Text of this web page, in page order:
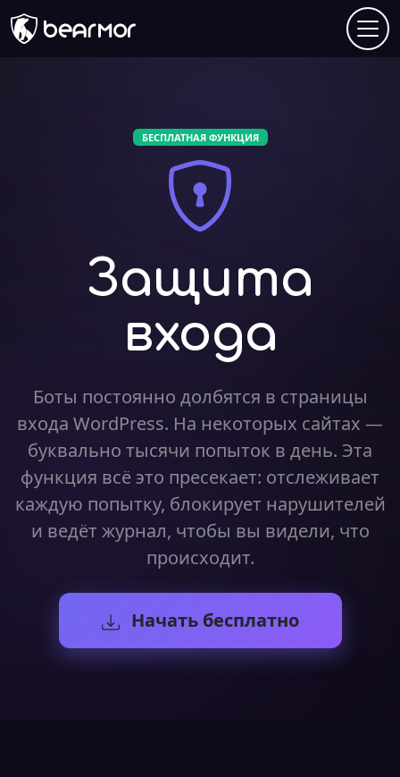
БЕСПЛАТНАЯ ФУНКЦИЯ
Защита
входа
Боты постоянно долбятся в страницы
входа WordPress. На некоторых сайтах —
буквально тысячи попыток в день. Эта
функция всё это пресекает: отслеживает
каждую попытку, блокирует нарушителей
и ведёт журнал, чтобы вы видели, что
происходит.
Начать бесплатно